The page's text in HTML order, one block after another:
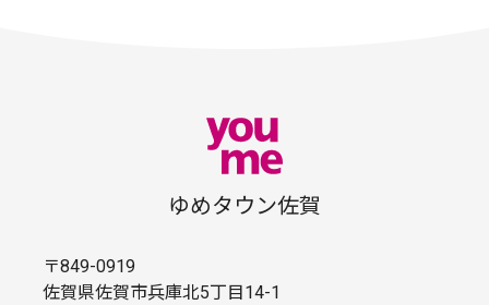
ゆめタウン佐賀
〒849-0919
佐賀県佐賀市兵庫北5丁目14-1